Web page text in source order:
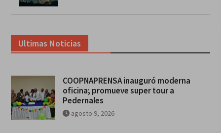
Ultimas Noticias
COOPNAPRENSA inauguró moderna
oficina; promueve super tour a
Pedernales
agosto 9, 2026